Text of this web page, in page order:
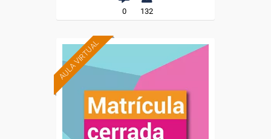
0 132
AULA VIRTUAL